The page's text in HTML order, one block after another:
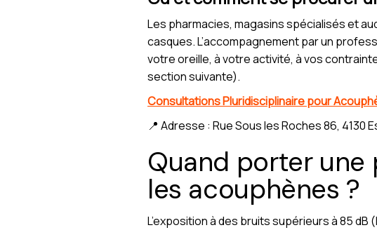
Les pharmacies, magasins spécialisés et
casques. L’accompagnement par un
votre oreille, à votre activité, à vos
section suivante).
Consultations Pluridisciplinaire pour
📍 Adresse : Rue Sous les Roches 86, 4130
Quand porter
les acouphènes ?
L’exposition à des bruits supérieurs à 85 dB